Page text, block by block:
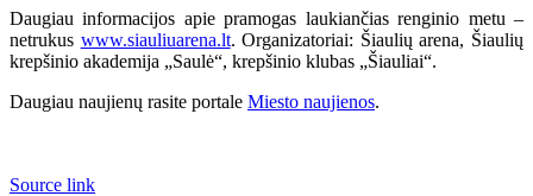
Daugiau informacijos apie pramogas laukiančias renginio metu –
netrukus www.siauliuarena.lt. Organizatoriai: Šiaulių arena, Šiaulių
krepšinio akademija „Saulė“, krepšinio klubas „Šiauliai“.
Daugiau naujienų rasite portale Miesto naujienos.
Source link